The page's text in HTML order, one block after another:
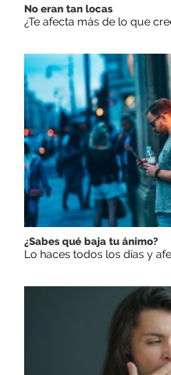
No eran tan locas
¿Te afecta más de lo que
¿Sabes qué baja tu ánimo?
Lo haces todos los días y